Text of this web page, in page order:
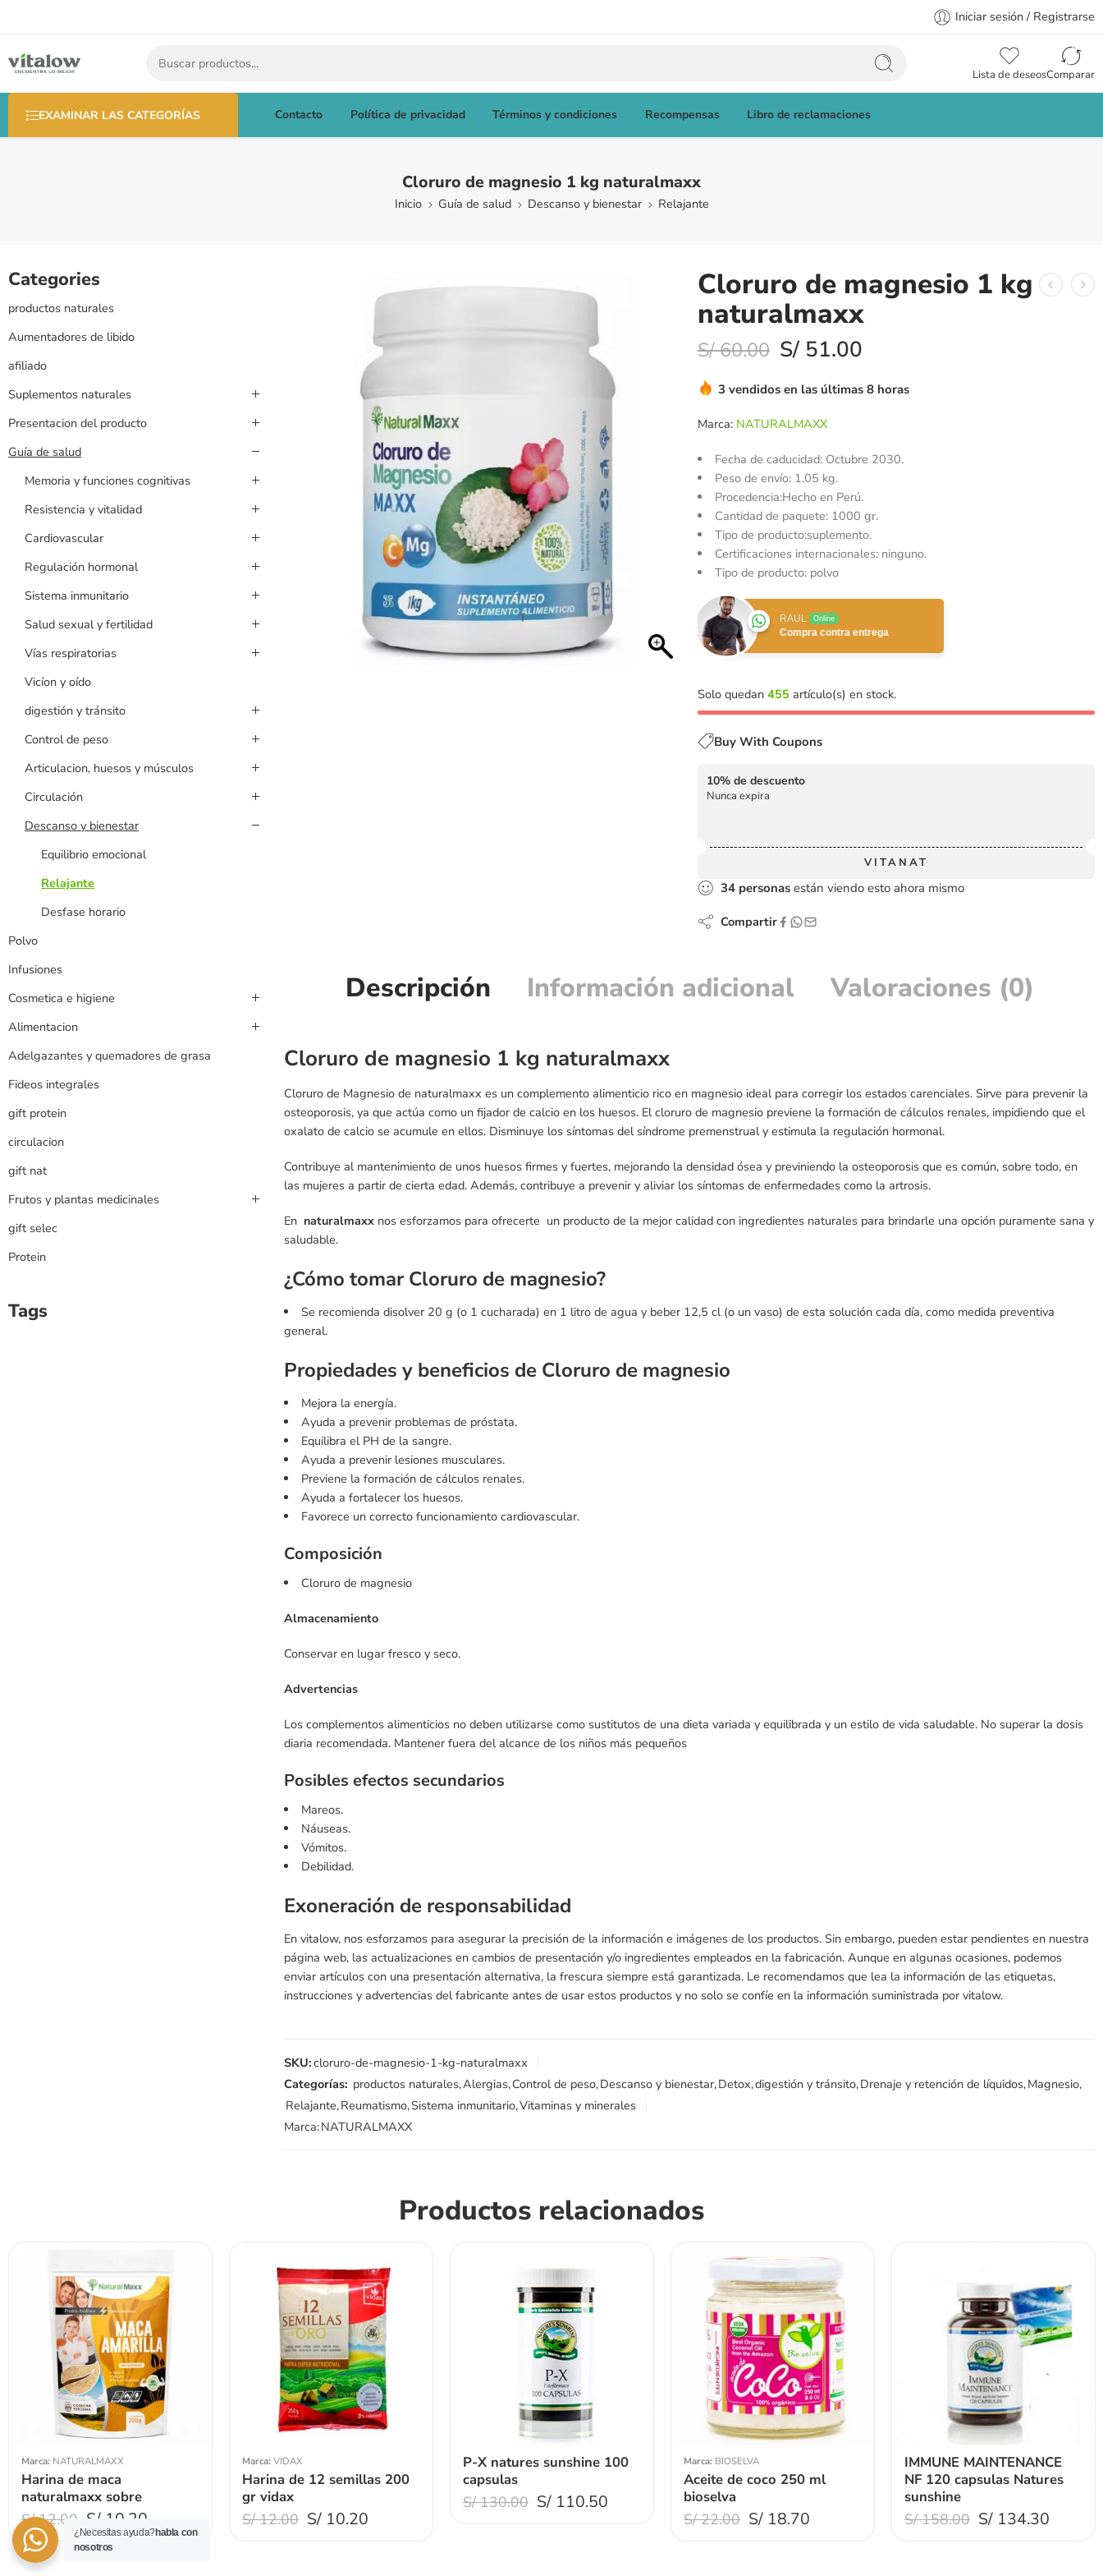
Iniciar sesión / Registrarse
Lista de deseosComparar
EXAMINAR LAS CATEGORÍAS Contacto Política de privacidad Términos y condiciones Recompensas Libro de reclamaciones
Cloruro de magnesio 1 kg naturalmaxx
Inicio Guía de salud Descanso y bienestar Relajante
Cloruro de magnesio 1 kg
naturalmaxx
S/60.00 S/ 51.00
3 vendidos en las últimas 8 horas
Marca: NATURALMAXX
Fecha de caducidad: Octubre 2030.
Peso de envío: 1.05 kg.
Procedencia:Hecho en Perú.
Cantidad de paquete: 1000 gr.
Tipo de producto:suplemento.
Certificaciones internacionales: ninguno.
Tipo de producto: polvo
RAUL Online
Compra contra entrega
Solo quedan 455 artículo(s) en stock.
Buy With Coupons
10% de descuento
Nunca expira
VITANAT
34 personas están viendo esto ahora mismo
Compartir
Descripción Información adicional Valoraciones (0)
Cloruro de magnesio 1 kg naturalmaxx
Cloruro de Magnesio de naturalmaxx es un complemento alimenticio rico en magnesio ideal para corregir los estados carenciales. Sirve para prevenir la
osteoporosis, ya que actúa como un fijador de calcio en los huesos. El cloruro de magnesio previene la formación de cálculos renales, impidiendo que el
oxalato de calcio se acumule en ellos. Disminuye los síntomas del síndrome premenstrual y estimula la regulación hormonal.
Contribuye al mantenimiento de unos huesos firmes y fuertes, mejorando la densidad ósea y previniendo la osteoporosis que es común, sobre todo, en
las mujeres a partir de cierta edad. Además, contribuye a prevenir y aliviar los síntomas de enfermedades como la artrosis.
En naturalmaxx nos esforzamos para ofrecerte un producto de la mejor calidad con ingredientes naturales para brindarle una opción puramente sana y
saludable.
¿Cómo tomar Cloruro de magnesio?
Se recomienda disolver 20 g (o 1 cucharada) en 1 litro de agua y beber 12,5 cl (o un vaso) de esta solución cada día, como medida preventiva
general.
Propiedades y beneficios de Cloruro de magnesio
Mejora la energía.
Ayuda a prevenir problemas de próstata.
Equilibra el PH de la sangre.
Ayuda a prevenir lesiones musculares.
Previene la formación de cálculos renales.
Ayuda a fortalecer los huesos.
Favorece un correcto funcionamiento cardiovascular.
Composición
Cloruro de magnesio
Almacenamiento
Conservar en lugar fresco y seco.
Advertencias
Los complementos alimenticios no deben utilizarse como sustitutos de una dieta variada y equilibrada y un estilo de vida saludable. No superar la dosis
diaria recomendada. Mantener fuera del alcance de los niños más pequeños
Posibles efectos secundarios
Mareos.
Náuseas.
Vómitos.
Debilidad.
Exoneración de responsabilidad
En vitalow, nos esforzamos para asegurar la precisión de la información e imágenes de los productos. Sin embargo, pueden estar pendientes en nuestra
página web, las actualizaciones en cambios de presentación y/o ingredientes empleados en la fabricación. Aunque en algunas ocasiones, podemos
enviar artículos con una presentación alternativa, la frescura siempre está garantizada. Le recomendamos que lea la información de las etiquetas,
instrucciones y advertencias del fabricante antes de usar estos productos y no solo se confíe en la información suministrada por vitalow.
SKU:cloruro-de-magnesio-1-kg-naturalmaxx
Categorías: productos naturales,Alergias,Control de peso,Descanso y bienestar,Detox,digestión y tránsito,Drenaje y retención de líquidos,Magnesio,
Relajante,Reumatismo,Sistema inmunitario,Vitaminas y minerales
Marca:NATURALMAXX
Categories
productos naturales
Aumentadores de libido
afiliado
Suplementos naturales
Presentacion del producto
Guía de salud
Memoria y funciones cognitivas
Resistencia y vitalidad
Cardiovascular
Regulación hormonal
Sistema inmunitario
Salud sexual y fertilidad
Vías respiratorias
Vicíon y oído
digestión y tránsito
Control de peso
Articulacion, huesos y músculos
Circulación
Descanso y bienestar
Equilibrio emocional
Relajante
Desfase horario
Polvo
Infusiones
Cosmetica e higiene
Alimentacion
Adelgazantes y quemadores de grasa
Fideos integrales
gift protein
circulacion
gift nat
Frutos y plantas medicinales
gift selec
Protein
Tags
Productos relacionados
Marca: NATURALMAXX
Harina de maca
naturalmaxx sobre
S/12.00 S/ 10.20
Peso 200gr
Peso 100gr
Marca:VIDAX
Harina de 12 semillas 200
gr vidax
S/12.00 S/ 10.20
P-X natures sunshine 100
capsulas
S/130.00 S/ 110.50
Marca: BIOSELVA
Aceite de coco 250 ml
bioselva
S/22.00 S/ 18.70
IMMUNE MAINTENANCE
NF 120 capsulas Natures
sunshine
S/158.00 S/ 134.30
¿Necesitas ayuda?habla con
nosotros